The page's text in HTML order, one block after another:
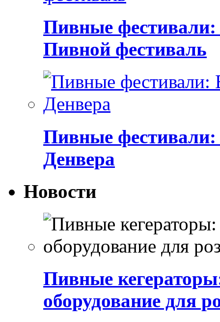
Пивные
Пивной фестиваль
Пивные фестивали:
Денвера
Новости
Пивные
оборудование для